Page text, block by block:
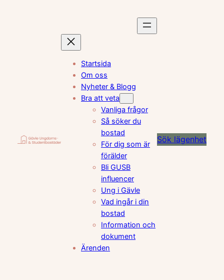
Startsida
Om oss
Nyheter & Blogg
Bra att veta
Vanliga frågor
Så söker du
bostad
För dig som är
förälder
Bli GUSB
influencer
Ung i Gävle
Vad ingår i din
bostad
Information och
dokument
Ärenden
Sök lägenhet